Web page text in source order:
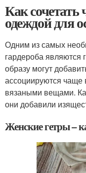
Как сочетать
одеждой для
Одним из самых
гардероба являются
образу могут
ассоциируются чаще
вязаными вещами.
они добавили
Женские гетры –